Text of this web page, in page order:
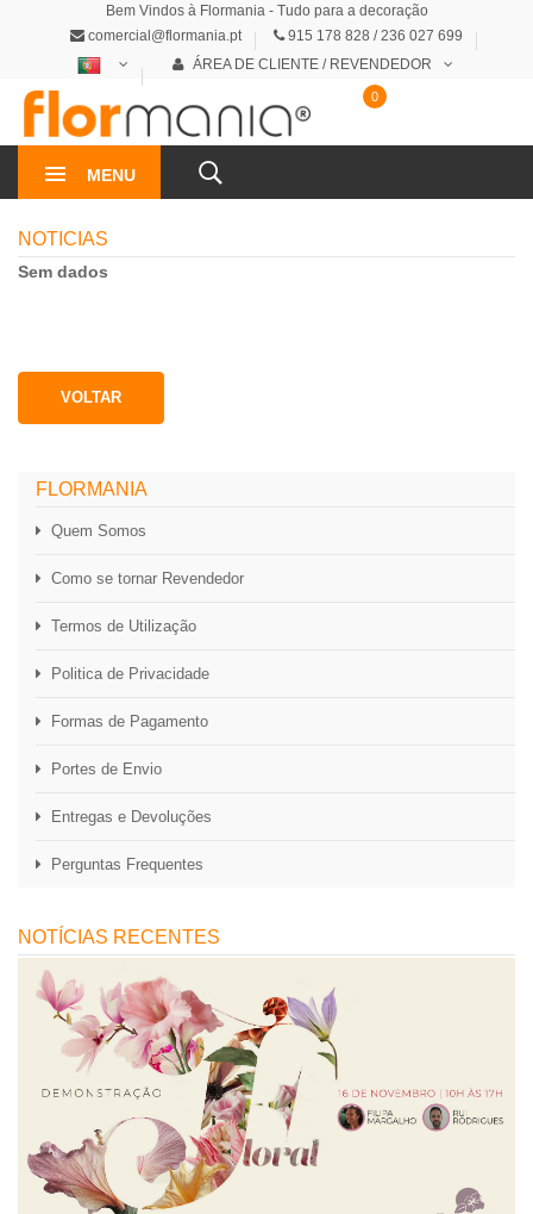
Bem Vindos à Flormania - Tudo para a decoração
comercial@flormania.pt
915 178 828 / 236 027 699
ÁREA DE CLIENTE / REVENDEDOR
MENU
0
NOTICIAS
Sem dados
VOLTAR
FLORMANIA
Quem Somos
Como se tornar Revendedor
Termos de Utilização
Politica de Privacidade
Formas de Pagamento
Portes de Envio
Entregas e Devoluções
Perguntas Frequentes
NOTÍCIAS RECENTES